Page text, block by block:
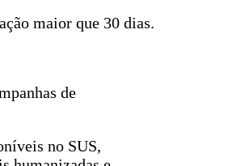
maior que 30 dias.
de
no SUS,